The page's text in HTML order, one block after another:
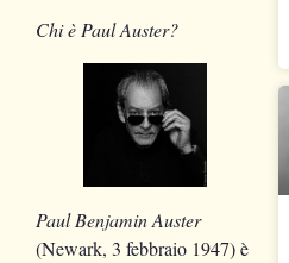
Chi è Paul Auster?
Paul Benjamin Auster
(Newark, 3 febbraio 1947) è